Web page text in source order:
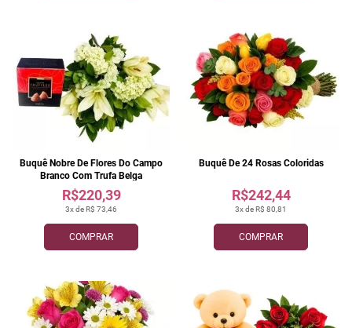
COMPRAR
3x de R$ 73,46
R$220,39
Buquê Nobre De Flores Do Campo
Branco Com Trufa Belga
COMPRAR
3x de R$ 80,81
R$242,44
Buquê De 24 Rosas Coloridas